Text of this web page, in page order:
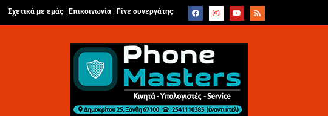
Σχετικά με εμάς | Επικοινωνία Γίνε συνεργάτης